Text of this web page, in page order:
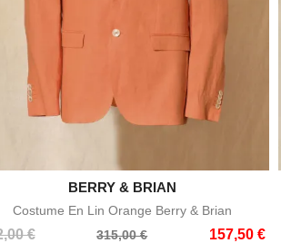
Aperçu rapide
BERRY & BRIAN
Costume En Lin Orange Berry & Brian
€ 315,00 € 157,50 €